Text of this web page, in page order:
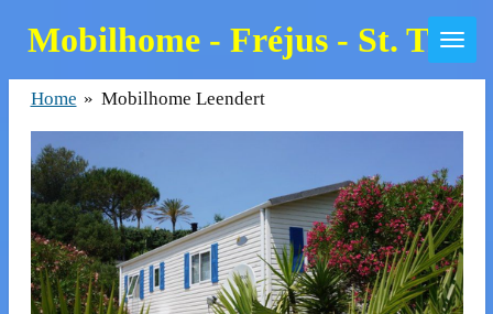
Skip
main
content
Mobilhome - Fréjus - St.
Home » Mobilhome Leendert